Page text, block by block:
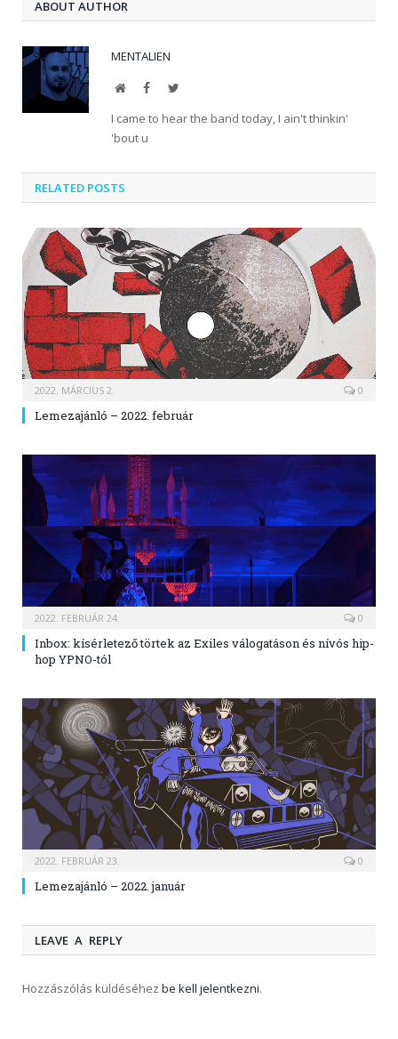
ABOUT AUTHOR
MENTALIEN
WebsiteFacebookTwitter
I came to hear the band today, I ain't thinkin'
'bout u
RELATED POSTS
2022. MÁRCIUS 2. 0
Lemezajánló – 2022. február
2022. FEBRUÁR 24. 0
Inbox: kísérletező törtek az Exiles válogatáson és nívós hip-
hop YPNO-tól
2022. FEBRUÁR 23. 0
Lemezajánló – 2022. január
LEAVE A REPLY
Hozzászólás küldéséhez be kell jelentkezni.